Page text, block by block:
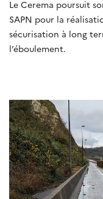
Le Cerema poursuit
SAPN pour la
sécurisation à long
l’éboulement.